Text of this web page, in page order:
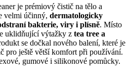
je prémiový čistič na tělo a
velmi účinný, dermatologicky
bakterie, viry i plísně. Místo
uklidňující výtažky z tea tree a
se dočkal nového balení, které je
pro ještě větší komfort při používání.
gumové i silikonové pomůcky.